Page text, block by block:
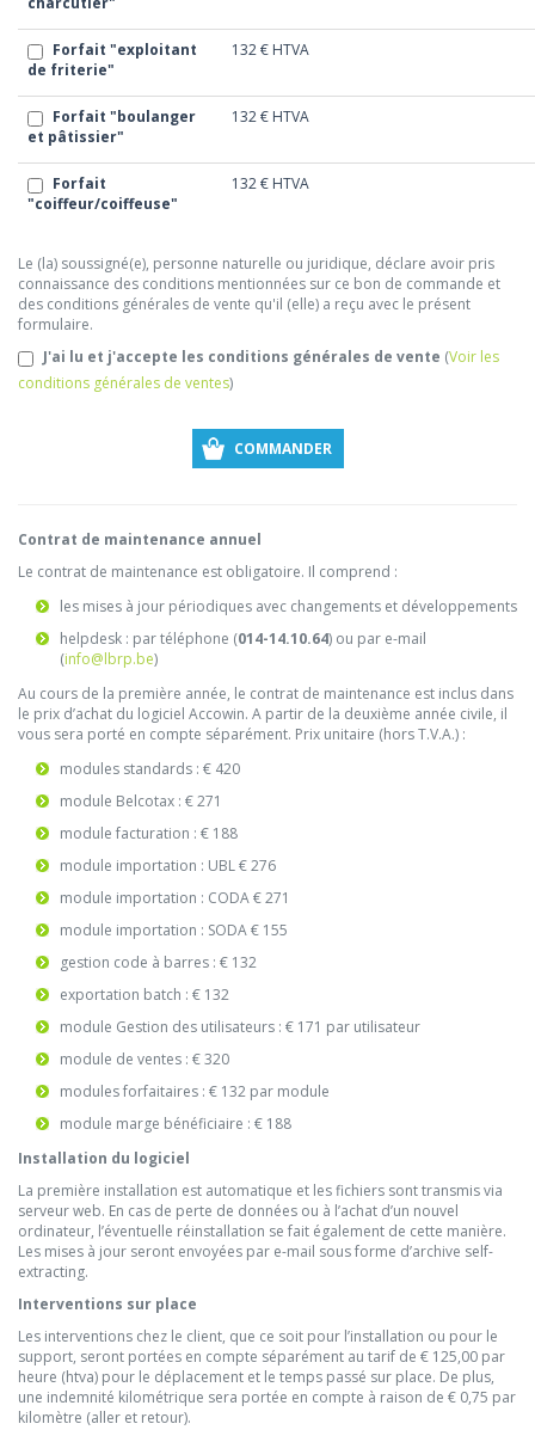
Forfait "exploitant
de friterie"
132 € HTVA
Forfait "boulanger
et pâtissier"
132 € HTVA
Forfait
"coiffeur/coiffeuse"
132 € HTVA
Le (la) soussigné(e), personne naturelle ou juridique, déclare avoir pris
connaissance des conditions mentionnées sur ce bon de commande et
des conditions générales de vente qu'il (elle) a reçu avec le présent
formulaire.
J'ai lu et j'accepte les conditions générales de vente (Voir les
conditions générales de ventes)
Contrat de maintenance annuel
Le contrat de maintenance est obligatoire. Il comprend :
les mises à jour périodiques avec changements et développements
helpdesk : par téléphone (014-14.10.64) ou par e-mail
(info@lbrp.be)
Au cours de la première année, le contrat de maintenance est inclus dans
le prix d’achat du logiciel Accowin. A partir de la deuxième année civile, il
vous sera porté en compte séparément. Prix unitaire (hors T.V.A.) :
modules standards : € 420
module Belcotax : € 271
module facturation : € 188
module importation : UBL € 276
module importation : CODA € 271
module importation : SODA € 155
gestion code à barres : € 132
exportation batch : € 132
module Gestion des utilisateurs : € 171 par utilisateur
module de ventes : € 320
modules forfaitaires : € 132 par module
module marge bénéficiaire : € 188
Installation du logiciel
La première installation est automatique et les fichiers sont transmis via
serveur web. En cas de perte de données ou à l’achat d’un nouvel
ordinateur, l’éventuelle réinstallation se fait également de cette manière.
Les mises à jour seront envoyées par e-mail sous forme d’archive self-
extracting.
Interventions sur place
Les interventions chez le client, que ce soit pour l’installation ou pour le
support, seront portées en compte séparément au tarif de € 125,00 par
heure (htva) pour le déplacement et le temps passé sur place. De plus,
une indemnité kilométrique sera portée en compte à raison de € 0,75 par
kilomètre (aller et retour).